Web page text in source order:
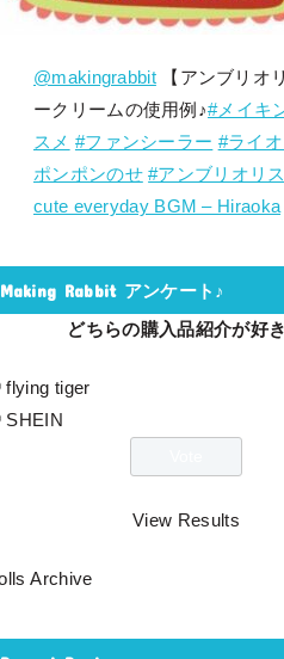
@makingrabbit【アンブリオ
ークリームの使用例♪#メイキ
スメ #ファンシーラー #ライ
ポンポンのせ #アンブリオリス
cute everyday BGM – Hiraoka
Making Rabbit アンケート♪
どちらの購入品紹介が好
flying tiger
SHEIN
View Results
Archive